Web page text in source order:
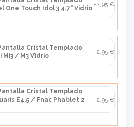
One Touch Idol 3 4.7" Vidrio
+2,95 €
Cristal Templado
Mi3 / M3 Vidrio
+2,95 €
Cristal Templado
E4.5 / Fnac Phablet 2
+2,95 €